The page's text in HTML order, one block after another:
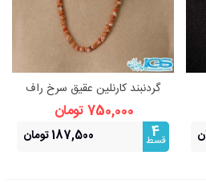
گردنبند کارنلین عقیق سرخ راف
چیپسی
750,000 تومان
4
قسط 187,500 تومان